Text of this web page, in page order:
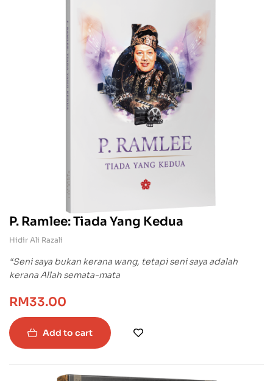
P. Ramlee: Tiada Yang Kedua
Hidir Ali Razali
“Seni saya bukan kerana wang, tetapi seni saya adalah
kerana Allah semata-mata
RM33.00
Add to cart